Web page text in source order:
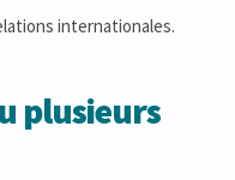
internationales.
plusieurs